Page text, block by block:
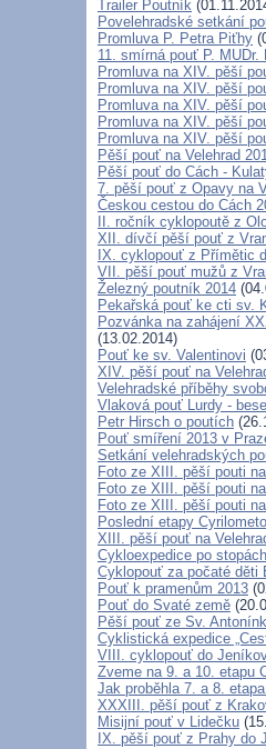
Trailer Poutník
Povelehradské setkání
Promluva P. Petra Piťhy
11. smírná pouť P.
Promluva na XIV. pěší
Promluva na XIV. pěší
Promluva na XIV. pěší
Promluva na XIV. pěší
Promluva na XIV. pěší
Pěší pouť na Velehrad
Pěší pouť do Cách -
7. pěší pouť z Opavy na
Českou cestou do Cách
II. ročník cyklopoutě z
XII. dívčí pěší pouť z
IX. cyklopouť z Přímětic
VII. pěší pouť mužů z
Železný poutník 2014
Pekařská pouť ke cti sv.
Pozvánka na zahájení
(13.02.2014)
Pouť ke sv. Valentinovi
XIV. pěší pouť na
Velehradské příběhy
Vlaková pouť Lurdy -
Petr Hirsch o poutích
Pouť smíření 2013 v
Setkání velehradských
Foto ze XIII. pěší pouti
Foto ze XIII. pěší pouti
Foto ze XIII. pěší pouti
Poslední etapy
XIII. pěší pouť na
Cykloexpedice po
Cyklopouť za počaté děti
Pouť k pramenům 2013
Pouť do Svaté země
Pěší pouť ze Sv.
Cyklistická expedice
VIII. cyklopouť do
Zveme na 9. a 10. etapu
Jak proběhla 7. a 8.
XXXIII. pěší pouť z
Misijní pouť v Lidečku
IX. pěší pouť z Prahy do